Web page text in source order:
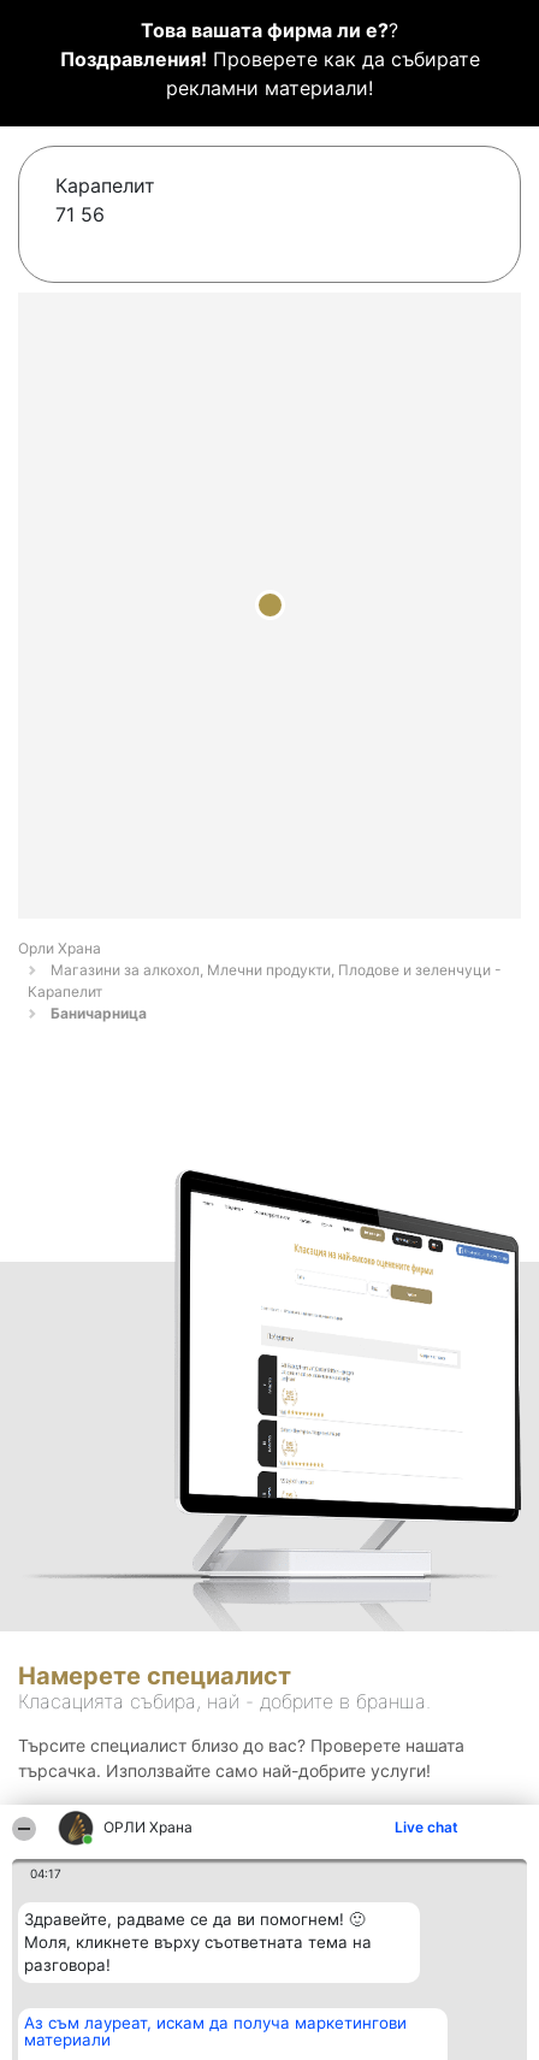
ОРЛИ Храна Live chat
04:17
Здравейте, радваме се да ви помогнем! 🙂
Моля, кликнете върху съответната тема на
разговора!
Аз съм лауреат, искам да получа маркетингови
материали
Това вашата фирма ли е??
Поздравления! Проверете как да събирате
рекламни материали!
Карапелит
71 56
Орли Храна
Магазини за алкохол, Млечни продукти, Плодове и зеленчуци -
Карапелит
Баничарница
Намерете специалист
Класацията събира, най - добрите в бранша.
Търсите специалист близо до вас? Проверете нашата
търсачка. Използвайте само най-добрите услуги!
Организатор на
класиране
Класация Контакти